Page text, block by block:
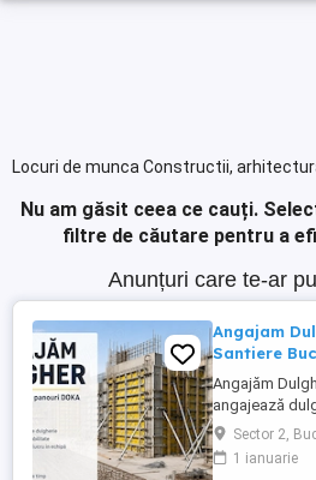
Locuri de munca Constructii,
Nu am găsit ceea ce cauți.
filtre de căutare pentru a
Anunțuri care te-ar
Angajam
Santiere
Angajăm
angajează
domeniul
Experiență în
constituie
Sector 2,
1 ianuarie